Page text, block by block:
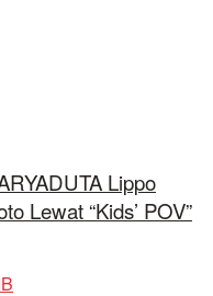
Lippo
Lewat “Kids’ POV”